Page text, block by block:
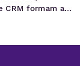
CRM formam a
aquisição,